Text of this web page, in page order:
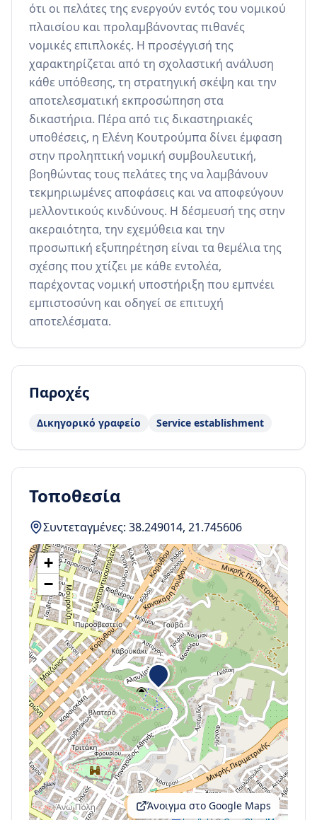
ότι οι πελάτες της ενεργούν εντός του νομικού
πλαισίου και προλαμβάνοντας πιθανές
νομικές επιπλοκές. Η προσέγγισή της
χαρακτηρίζεται από τη σχολαστική ανάλυση
κάθε υπόθεσης, τη στρατηγική σκέψη και την
αποτελεσματική εκπροσώπηση στα
δικαστήρια. Πέρα από τις δικαστηριακές
υποθέσεις, η Ελένη Κουτρούμπα δίνει έμφαση
στην προληπτική νομική συμβουλευτική,
βοηθώντας τους πελάτες της να λαμβάνουν
τεκμηριωμένες αποφάσεις και να αποφεύγουν
μελλοντικούς κινδύνους. Η δέσμευσή της στην
ακεραιότητα, την εχεμύθεια και την
προσωπική εξυπηρέτηση είναι τα θεμέλια της
σχέσης που χτίζει με κάθε εντολέα,
παρέχοντας νομική υποστήριξη που εμπνέει
εμπιστοσύνη και οδηγεί σε επιτυχή
αποτελέσματα.
Παροχές
Δικηγορικό γραφείο Service establishment
Τοποθεσία
Συντεταγμένες: 38.249014, 21.745606
+
−
Άνοιγμα στο Google Maps